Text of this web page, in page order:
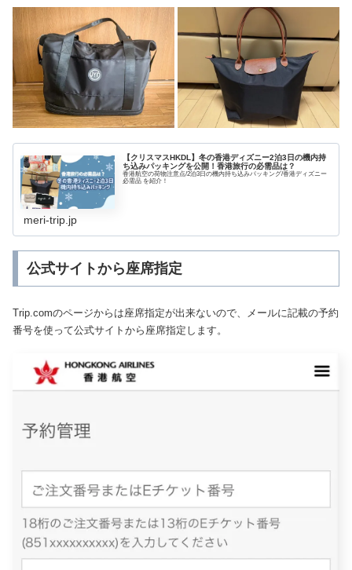
【クリスマスHKDL】冬の香港ディズニー2泊3日の機内持
ち込みパッキングを公開！香港旅行の必需品は？
香港航空の荷物注意点/2泊3日の機内持ち込みパッキング/香港ディズニー
必需品 を紹介！
meri-trip.jp
公式サイトから座席指定
Trip.comのページからは座席指定が出来ないので、メールに記載の予約
番号を使って公式サイトから座席指定します。